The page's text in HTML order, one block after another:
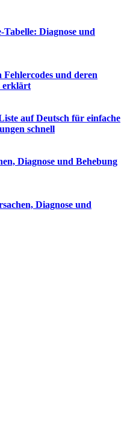
Tabelle: Diagnose und
und deren
erklärt
auf Deutsch für einfache
schnell
Diagnose und Behebung
Diagnose und